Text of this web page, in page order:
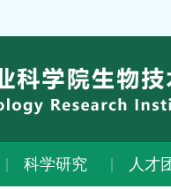
科学研究 人才